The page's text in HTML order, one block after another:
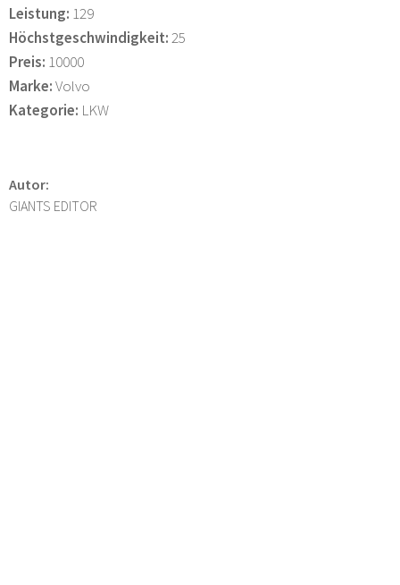
Leistung: 129
Höchstgeschwindigkeit:25
Preis: 10000
Marke:Volvo
Kategorie: LKW
Autor:
GIANTS EDITOR